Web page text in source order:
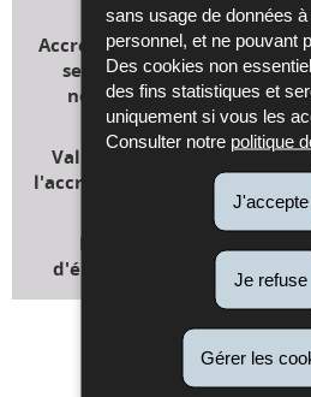
sans usage de données
personnel, et ne pouvant
Des cookies non
des fins statistiques et
uniquement si vous les
Consulter notre politique
J'accepte
Je refuse
Gérer les
Accréditation
selon les
normes
ISO 15189
Validité de
l'accréditation
23/01/2027
Date
d'émission
01/07/2026